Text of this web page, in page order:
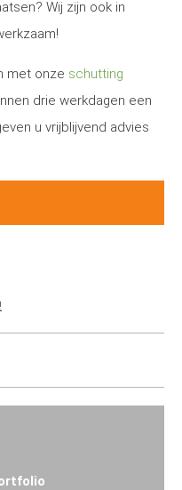
Wij zijn ook in
met onze schutting
drie werkdagen een
u vrijblijvend advies